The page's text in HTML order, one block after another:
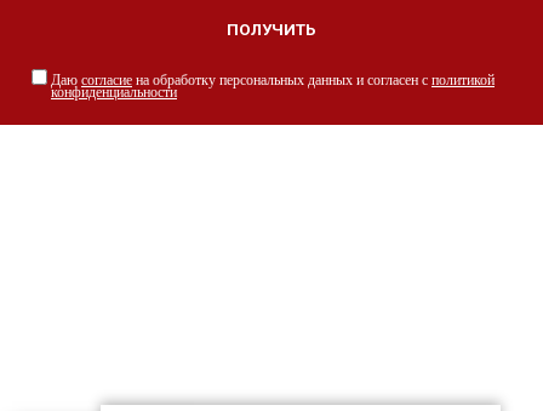
Даю согласие на обработку персональных данных и согласен с политикой
конфиденциальности